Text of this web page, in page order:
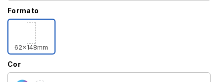
Formato
62x148mm
Cor